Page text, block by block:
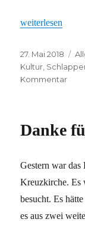
„Der
weiterlesen
Veröffentlicht
am
27. Mai 2018
Kultur
Kommentarzu
Danke
Gestern war das
Kreuzkirche. Es
besucht. Es
es aus zwei